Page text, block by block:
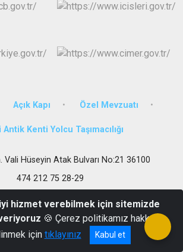
Açık Kapı Özel Mevzuatı
Antik Kenti Yolcu Taşımacılığı
Vali Hüseyin Atak Bulvarı No:21 36100
474 212 75 28-29
hizmet verebilmek için sitemizde
🍪 Çerez politikamız hakkında
için tıklayınız Kabul et